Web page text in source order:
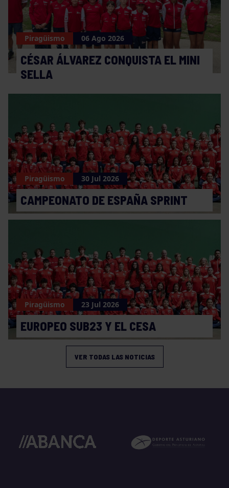
Piragüismo 06 Ago 2026
CÉSAR ÁLVAREZ CONQUISTA EL MINI
SELLA
Piragüismo 30 Jul 2026
CAMPEONATO DE ESPAÑA SPRINT
Piragüismo 23 Jul 2026
EUROPEO SUB23 Y EL CESA
VER TODAS LAS NOTICIAS